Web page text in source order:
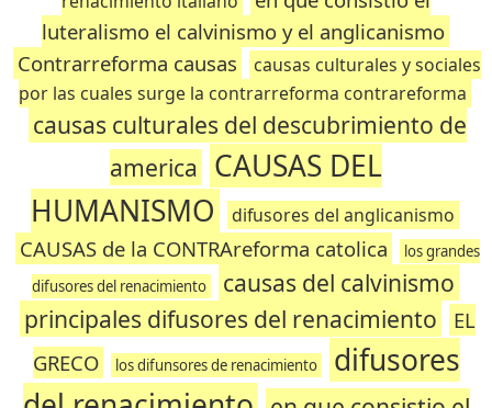
luteralismo el calvinismo y el anglicanismo
Contrarreforma causas
causas culturales y sociales
por las cuales surge la contrarreforma contrareforma
causas culturales del descubrimiento de
america CAUSAS DEL
HUMANISMO
difusores del anglicanismo
CAUSAS de la CONTRAreforma catolica
los grandes
difusores del renacimiento
causas del calvinismo
principales difusores del renacimiento
EL
GRECO
los difunsores de renacimiento
difusores